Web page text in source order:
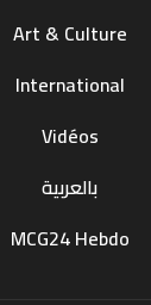
Art & Culture
International
Vidéos
بالعربية
MCG24 Hebdo